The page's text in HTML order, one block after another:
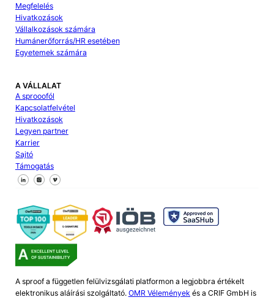
Megfelelés
Hivatkozások
Vállalkozások számára
Humánerőforrás/HR esetében
Egyetemek számára
A VÁLLALAT
A sprooofól
Kapcsolatfelvétel
Hivatkozások
Legyen partner
Karrier
Sajtó
Támogatás
Kövessen minket a Facebookon
Kövessen minket az X-en
Kövessen minket a LinkedIn-en
A sproof a független felülvizsgálati platformon a legjobbra értékelt
elektronikus aláírási szolgáltató. OMR Véleményekés a CRIF GmbH is